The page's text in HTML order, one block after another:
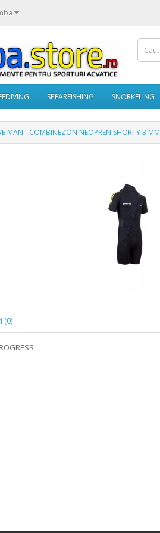
SPEARFISHING SNORKELING
MAN - COMBINEZON NEOPREN SHORTY 3 MM
(0)